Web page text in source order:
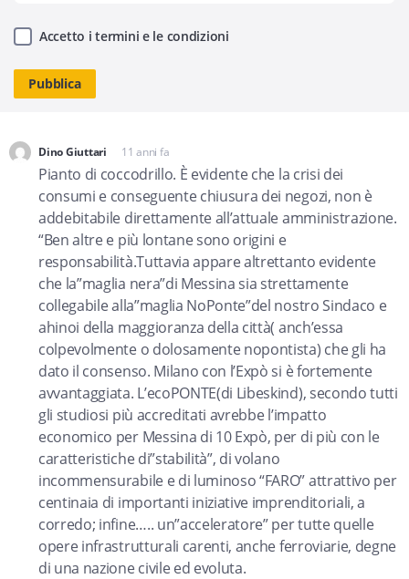
Accetto i termini e le condizioni
Dino Giuttari
dice:
11 anni fa
Pianto di coccodrillo. È evidente che la crisi dei
consumi e conseguente chiusura dei negozi, non è
addebitabile direttamente all’attuale amministrazione.
“Ben altre e più lontane sono origini e
responsabilità.Tuttavia appare altrettanto evidente
che la”maglia nera”di Messina sia strettamente
collegabile alla”maglia NoPonte”del nostro Sindaco e
ahinoi della maggioranza della città( anch’essa
colpevolmente o dolosamente nopontista) che gli ha
dato il consenso. Milano con l’Expò si è fortemente
avvantaggiata. L’ecoPONTE(di Libeskind), secondo tutti
gli studiosi più accreditati avrebbe l’impatto
economico per Messina di 10 Expò, per di più con le
caratteristiche di”stabilità”, di volano
incommensurabile e di luminoso “FARO” attrattivo per
centinaia di importanti iniziative imprenditoriali, a
corredo; infine….. un”acceleratore” per tutte quelle
opere infrastrutturali carenti, anche ferroviarie, degne
di una nazione civile ed evoluta.